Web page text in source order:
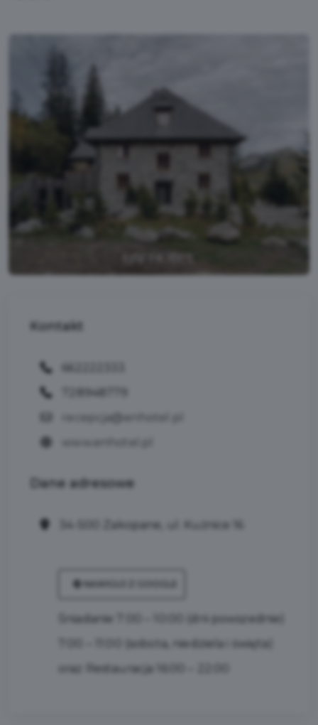
Kontakt
Dane adresowe
34-500 Zakopane, ul. Kuźnice 16
Śniadanie 7:00 – 10:00 (dni powszednie)
7:00 – 11:00 (sobota, niedziela i święta)
oraz Restauracja 16:00 – 22:00